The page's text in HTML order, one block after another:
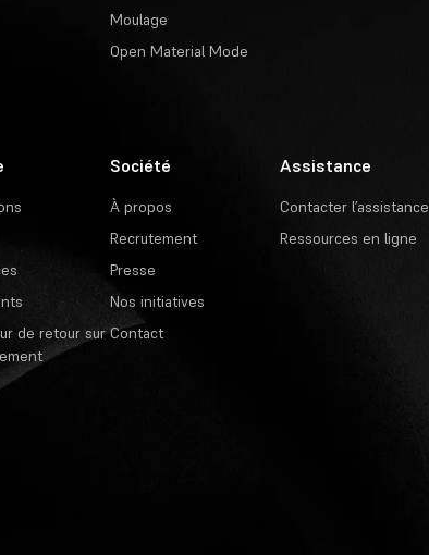
Moulage
Open Material Mode
de retour sur
Société
À propos
Recrutement
Presse
Nos initiatives
Contact
Assistance
Contacter l’assistance
Ressources en ligne